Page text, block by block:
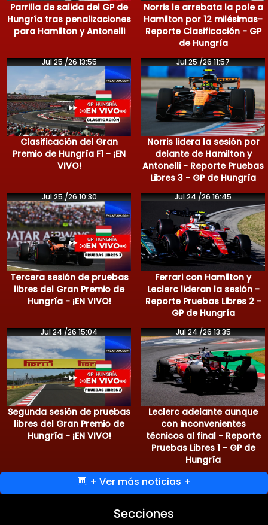
Parrilla de salida del GP de
Hungría tras penalizaciones
para Hamilton y Antonelli
Norris le arrebata la pole a
Hamilton por 12 milésimas-
Reporte Clasificación - GP
de Hungría
Jul 25 /26 13:55
Clasificación del Gran
Premio de Hungría F1 - ¡EN
VIVO!
Jul 25 /26 11:57
Norris lidera la sesión por
delante de Hamilton y
Antonelli - Reporte Pruebas
Libres 3 - GP de Hungría
Jul 25 /26 10:30
Tercera sesión de pruebas
libres del Gran Premio de
Hungría - ¡EN VIVO!
Jul 24 /26 16:45
Ferrari con Hamilton y
Leclerc lideran la sesión -
Reporte Pruebas Libres 2 -
GP de Hungría
Jul 24 /26 15:04
Segunda sesión de pruebas
libres del Gran Premio de
Hungría - ¡EN VIVO!
Jul 24 /26 13:35
Leclerc adelante aunque
con inconvenientes
técnicos al final - Reporte
Pruebas Libres 1 - GP de
Hungría
+ Ver más noticias +
Secciones